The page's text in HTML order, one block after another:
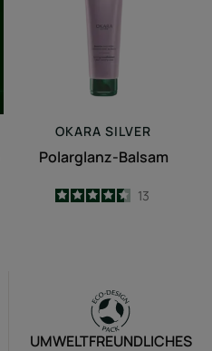
OKARA SILVER
Polarglanz-Balsam
4.5
/5
13
UMWELTFREUNDLICHES